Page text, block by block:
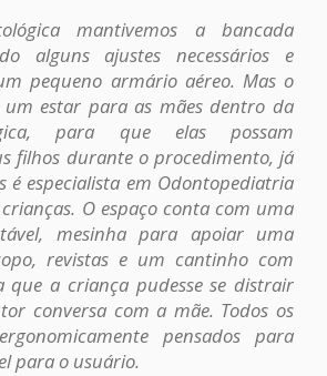
mantivemos a bancada
alguns ajustes necessários e
pequeno armário aéreo. Mas o
estar para as mães dentro da
para que elas possam
filhos durante o procedimento, já
é especialista em Odontopediatria
O espaço conta com uma
mesinha para apoiar uma
revistas e um cantinho com
que a criança pudesse se distrair
conversa com a mãe. Todos os
pensados para
para o usuário.